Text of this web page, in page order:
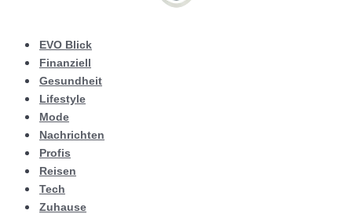
EVO Blick
Finanziell
Gesundheit
Lifestyle
Mode
Nachrichten
Profis
Reisen
Tech
Zuhause